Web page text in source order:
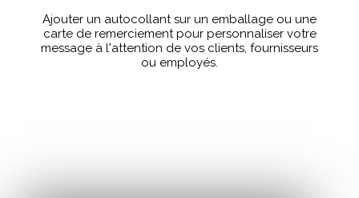
Ajouter un autocollant sur un emballage ou une
carte de remerciement pour personnaliser votre
message à l'attention de vos clients, fournisseurs
ou employés.